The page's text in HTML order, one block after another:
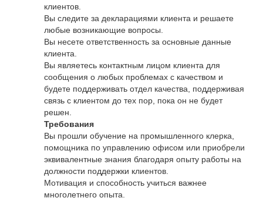
клиентов.
Вы следите за декларациями клиента и решаете
любые возникающие вопросы.
Вы несете ответственность за основные данные
клиента.
Вы являетесь контактным лицом клиента для
сообщения о любых проблемах с качеством и
будете поддерживать отдел качества, поддерживая
связь с клиентом до тех пор, пока он не будет
решен.
Требования
Вы прошли обучение на промышленного клерка,
помощника по управлению офисом или приобрели
эквивалентные знания благодаря опыту работы на
должности поддержки клиентов.
Мотивация и способность учиться важнее
многолетнего опыта.